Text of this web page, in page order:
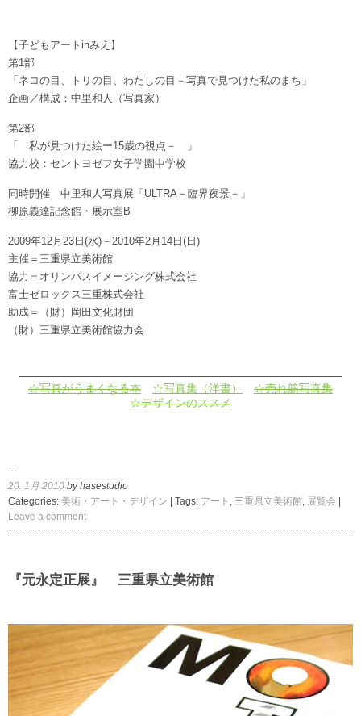
【子どもアートinみえ】
第1部
「ネコの目、トリの目、わたしの目－写真で見つけた私のまち」
企画／構成：中里和人（写真家）
第2部
「 私が見つけた絵ー15歳の視点－ 」
協力校：セントヨゼフ女子学園中学校
同時開催 中里和人写真展「ULTRA－臨界夜景－」
柳原義達記念館・展示室B
2009年12月23日(水)－2010年2月14日(日)
主催＝三重県立美術館
協力＝オリンパスイメージング株式会社
富士ゼロックス三重株式会社
助成＝（財）岡田文化財団
（財）三重県立美術館協力会
————————————————————————————–
☆写真がうまくなる本
☆写真集（洋書）
☆売れ筋写真集
☆デザインのススメ
20. 1月 2010 by hasestudio
Categories: 美術・アート・デザイン | Tags: アート 三重県立美術館 展覧会 |
Leave a comment
『元永定正展』 三重県立美術館